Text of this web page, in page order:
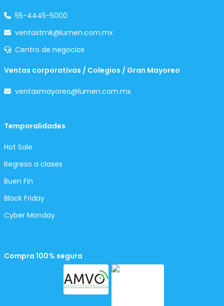
55-4445-5000
ventastmk@lumen.com.mx
Centro de negocios
Ventas corporativas / Colegios / Gran Mayoreo
ventasmayoreo@lumen.com.mx
Temporalidades
Hot Sale
Regreso a clases
Buen Fin
Black Friday
Cyber Monday
Compra 100% segura